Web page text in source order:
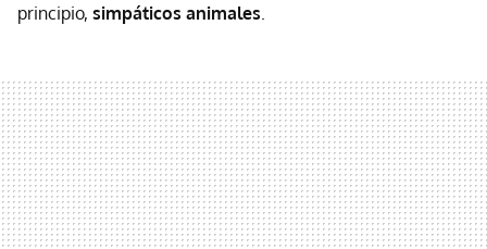
principio, simpáticos animales